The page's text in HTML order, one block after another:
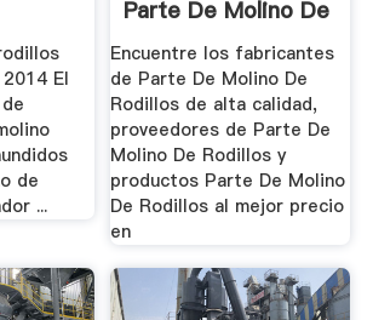
El
de
...
Parte De Molino De
Rodillos De ...
Encuentre los fabricantes
de Parte De Molino De
Rodillos de alta calidad,
proveedores de Parte De
Molino De Rodillos y
productos Parte De Molino
De Rodillos al mejor precio
en